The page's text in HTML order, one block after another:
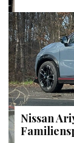
Nissan